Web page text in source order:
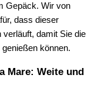
Gepäck. Wir von
dass dieser
damit Sie die
können.
Mare: Weite und